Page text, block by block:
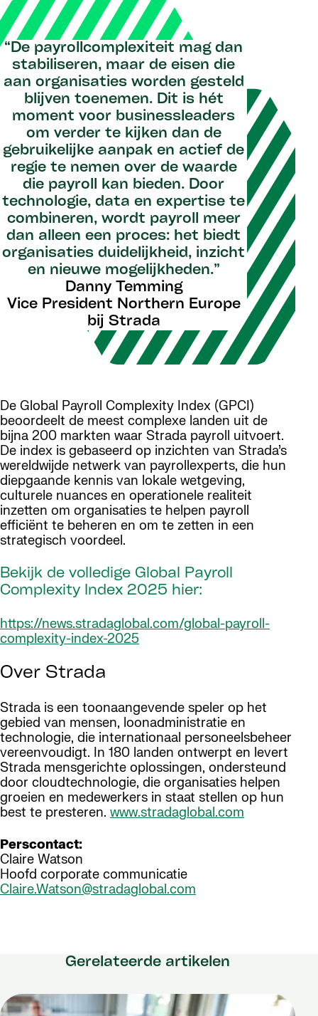
“De payrollcomplexiteit mag dan
stabiliseren, maar de eisen die
aan organisaties worden gesteld
blijven toenemen. Dit is hét
moment voor businessleaders
om verder te kijken dan de
gebruikelijke aanpak en actief de
regie te nemen over de waarde
die payroll kan bieden. Door
technologie, data en expertise te
combineren, wordt payroll meer
dan alleen een proces: het biedt
organisaties duidelijkheid, inzicht
en nieuwe mogelijkheden.”
Danny Temming
Vice President Northern Europe
bij Strada
De Global Payroll Complexity Index (GPCI)
beoordeelt de meest complexe landen uit de
bijna 200 markten waar Strada payroll uitvoert.
De index is gebaseerd op inzichten van Strada’s
wereldwijde netwerk van payrollexperts, die hun
diepgaande kennis van lokale wetgeving,
culturele nuances en operationele realiteit
inzetten om organisaties te helpen payroll
efficiënt te beheren en om te zetten in een
strategisch voordeel.
Bekijk de volledige Global Payroll
Complexity Index 2025 hier:
https://news.stradaglobal.com/global-payroll-
complexity-index-2025
Over Strada
Strada is een toonaangevende speler op het
gebied van mensen, loonadministratie en
technologie, die internationaal personeelsbeheer
vereenvoudigt. In 180 landen ontwerpt en levert
Strada mensgerichte oplossingen, ondersteund
door cloudtechnologie, die organisaties helpen
groeien en medewerkers in staat stellen op hun
best te presteren. www.stradaglobal.com
Perscontact:
Claire Watson
Hoofd corporate communicatie
Claire.Watson@stradaglobal.com
Gerelateerde artikelen